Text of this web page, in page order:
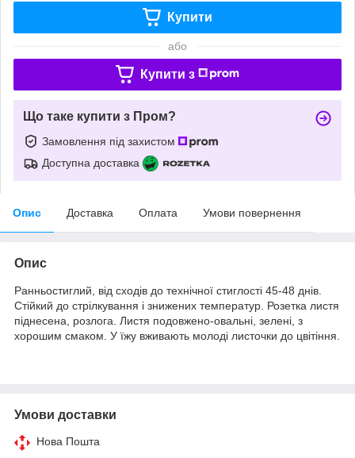
Купити
або
Купити з
Що таке купити з Пром?
Замовлення під захистом
Доступна доставка
Опис Доставка Оплата Умови повернення
Опис
Ранньостиглий, від сходів до технічної стиглості 45-48 днів.
Стійкий до стрілкування і знижених температур. Розетка листя
піднесена, розлога. Листя подовжено-овальні, зелені, з
хорошим смаком. У їжу вживають молоді листочки до цвітіння.
Умови доставки
Нова Пошта